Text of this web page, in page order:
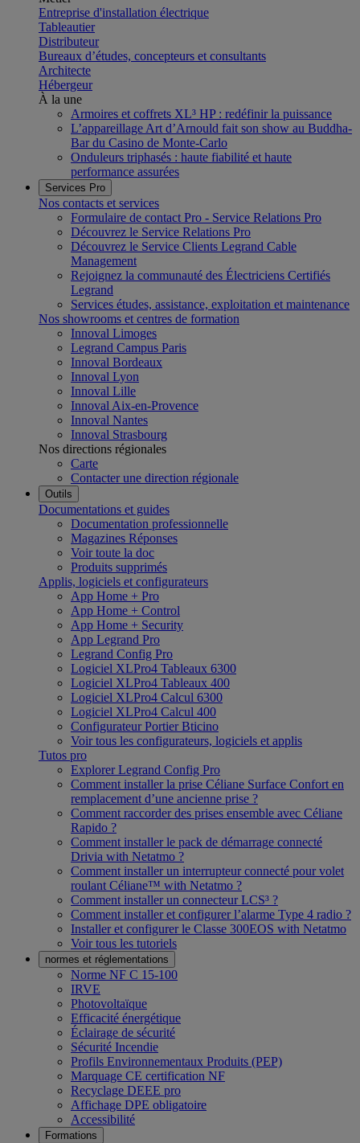
Entreprise d'installation électrique
Tableautier
Distributeur
Bureaux d’études, concepteurs et consultants
Architecte
Hébergeur
À la une
Armoires et coffrets XL³ HP : redéfinir la puissance
L’appareillage Art d’Arnould fait son show au Buddha-
Bar du Casino de Monte-Carlo
Onduleurs triphasés : haute fiabilité et haute
performance assurées
Services Pro
Nos contacts et services
Formulaire de contact Pro - Service Relations Pro
Découvrez le Service Relations Pro
Découvrez le Service Clients Legrand Cable
Management
Rejoignez la communauté des Électriciens Certifiés
Legrand
Services études, assistance, exploitation et maintenance
Nos showrooms et centres de formation
Innoval Limoges
Legrand Campus Paris
Innoval Bordeaux
Innoval Lyon
Innoval Lille
Innoval Aix-en-Provence
Innoval Nantes
Innoval Strasbourg
Nos directions régionales
Carte
Contacter une direction régionale
Outils
Documentations et guides
Documentation professionnelle
Magazines Réponses
Voir toute la doc
Produits supprimés
Applis, logiciels et configurateurs
App Home + Pro
App Home + Control
App Home + Security
App Legrand Pro
Legrand Config Pro
Logiciel XLPro4 Tableaux 6300
Logiciel XLPro4 Tableaux 400
Logiciel XLPro4 Calcul 6300
Logiciel XLPro4 Calcul 400
Configurateur Portier Bticino
Voir tous les configurateurs, logiciels et applis
Tutos pro
Explorer Legrand Config Pro
Comment installer la prise Céliane Surface Confort en
remplacement d’une ancienne prise ?
Comment raccorder des prises ensemble avec Céliane
Rapido ?
Comment installer le pack de démarrage connecté
Drivia with Netatmo ?
Comment installer un interrupteur connecté pour volet
roulant Céliane™ with Netatmo ?
Comment installer un connecteur LCS³ ?
Comment installer et configurer l’alarme Type 4 radio ?
Installer et configurer le Classe 300EOS with Netatmo
Voir tous les tutoriels
normes et réglementations
Norme NF C 15-100
IRVE
Photovoltaïque
Efficacité énergétique
Éclairage de sécurité
Sécurité Incendie
Profils Environnementaux Produits (PEP)
Marquage CE certification NF
Recyclage DEEE pro
Affichage DPE obligatoire
Accessibilité
Formations